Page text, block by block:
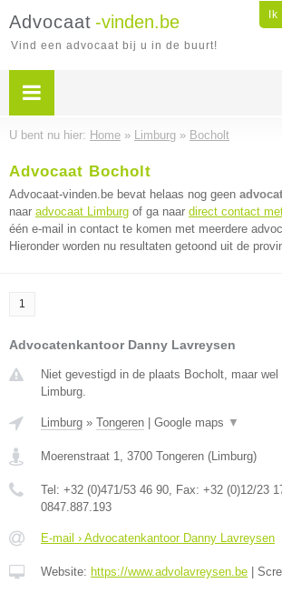
Advocaat -vinden.be
Vind een advocaat bij u in de buurt!
U bent nu hier: Home » Limburg » Bocholt
Advocaat Bocholt
Advocaat-vinden.be bevat helaas nog geen
naar advocaat Limburg of ga naar direct contact
één e-mail in contact te komen met meerdere
Hieronder worden nu resultaten getoond uit de
1
Advocatenkantoor Danny Lavreysen
Niet gevestigd in de plaats Bocholt, maar
Limburg.
Limburg » Tongeren Google maps ▼
Moerenstraat 1, 3700 Tongeren (Limburg)
Tel: +32 (0)471/53 46 90, Fax: +32 (0)12/23
0847.887.193
E-mail › Advocatenkantoor Danny Lavreysen
Website: https://www.advolavreysen.be